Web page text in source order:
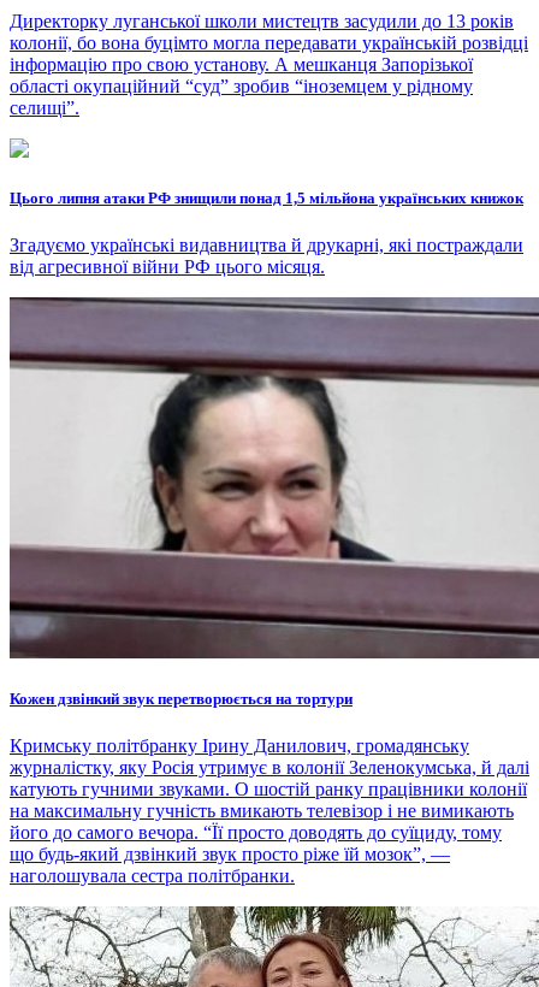
Директорку луганської школи мистецтв засудили до 13 років
колонії, бо вона буцімто могла передавати українській розвідці
інформацію про свою установу. А мешканця Запорізької
області окупаційний “суд” зробив “іноземцем у рідному
селищі”.
Цього липня атаки РФ знищили понад 1,5 мільйона українських книжок
Згадуємо українські видавництва й друкарні, які постраждали
від агресивної війни РФ цього місяця.
Кожен дзвінкий звук перетворюється на тортури
Кримську політбранку Ірину Данилович, громадянську
журналістку, яку Росія утримує в колонії Зеленокумська, й далі
катують гучними звуками. О шостій ранку працівники колонії
на максимальну гучність вмикають телевізор і не вимикають
його до самого вечора. “Її просто доводять до суїциду, тому
що будь-який дзвінкий звук просто ріже їй мозок”, —
наголошувала сестра політбранки.